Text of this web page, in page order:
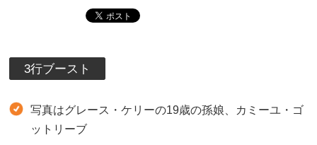
3行ブースト
写真はグレース・ケリーの19歳の孫娘、カミーユ・ゴ
ットリーブ